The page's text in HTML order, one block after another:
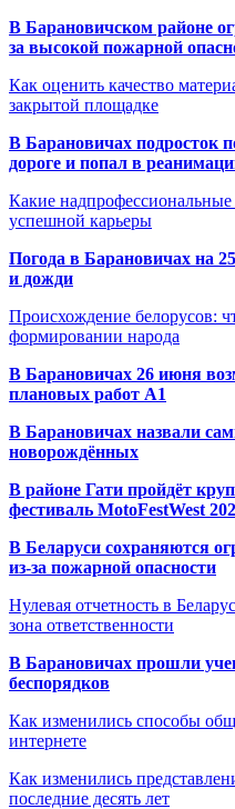
В Барановичском районе
за высокой пожарной
Как оценить качество
закрытой площадке
В Барановичах подросток
дороге и попал в
Какие надпрофессиональные
успешной карьеры
Погода в Барановичах на
и дожди
Происхождение белорусов:
формировании народа
В Барановичах 26 июня
плановых работ A1
В Барановичах назвали
новорождённых
В районе Гати пройдёт
фестиваль MotoFestWest
В Беларуси сохраняются
из-за пожарной опасности
Нулевая отчетность в
зона ответственности
В Барановичах прошли
беспорядков
Как изменились способы
интернете
Как изменились
последние десять лет